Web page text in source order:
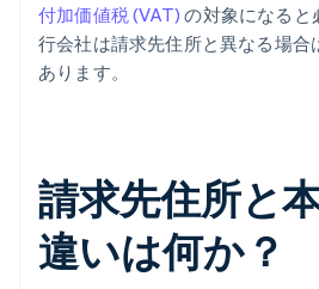
付加価値税 (VAT) の対象になると
行会社は請求先住所と異なる場合
あります。
請求先住所と
違いは何か？